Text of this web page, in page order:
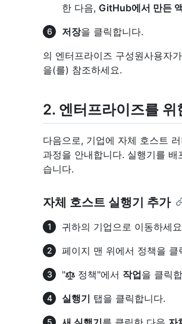
한 다음, GitHub에서 만든
저장을 클릭합니다.
의 엔터프라이즈 구성원사용자
을(를) 참조하세요.
2. 엔터프라이즈를
다음으로, 기업에 자체 호스트
과정을 안내합니다. 실행기를
습니다.
자체 호스트 실행기 추가
귀하의 기업으로 이동하세
페이지 맨 위에서 정책을
"
정책"에서 작업을 클릭
실행기 탭을 클릭합니다.